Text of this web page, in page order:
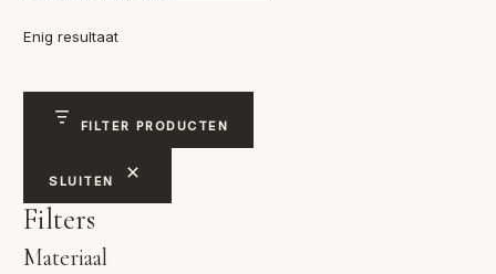
Enig resultaat
FILTER PRODUCTEN
SLUITEN
Filters
Materiaal